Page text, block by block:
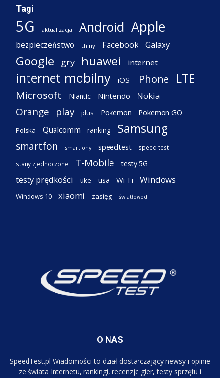
Tagi
5G aktualizacja Android Apple
bezpieczeństwo chiny Facebook Galaxy
Google gry huawei internet
internet mobilny iOS iPhone LTE
Microsoft Niantic Nintendo Nokia
Orange play plus Pokemon Pokemon GO
Polska Qualcomm ranking Samsung
smartfon smartfony speedtest speed test
stany zjednoczone T-Mobile testy 5G
testy prędkości uke usa Wi-Fi Windows
Windows 10 xiaomi zasięg światłowód
O NAS
SpeedTest.pl Wiadomości to dział dostarczający newsy i opinie
ze świata Internetu, rankingi, recenzje gier, testy sprzętu i